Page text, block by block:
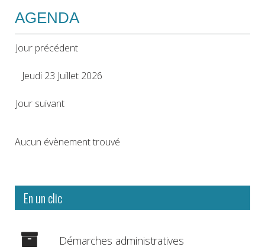
AGENDA
Jour précédent
Jeudi 23 Juillet 2026
Jour suivant
Aucun évènement trouvé
En un clic
Démarches administratives